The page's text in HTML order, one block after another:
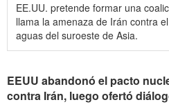
EE.UU. pretende formar una
llama la amenaza de Irán contra
aguas del suroeste de Asia.
EEUU abandonó el pacto
contra Irán, luego ofertó